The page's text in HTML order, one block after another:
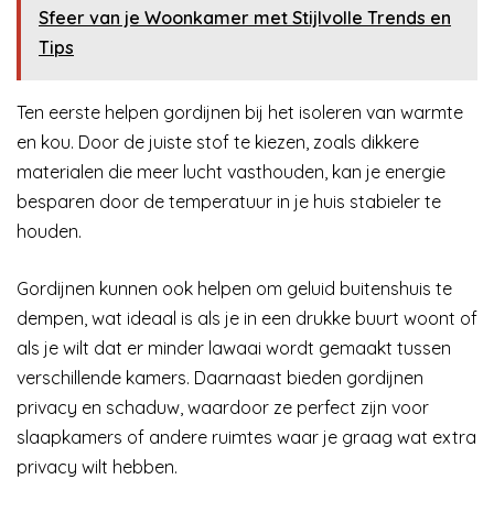
Sfeer van je Woonkamer met Stijlvolle Trends en
Tips
Ten eerste helpen gordijnen bij het isoleren van warmte
en kou. Door de juiste stof te kiezen, zoals dikkere
materialen die meer lucht vasthouden, kan je energie
besparen door de temperatuur in je huis stabieler te
houden.
Gordijnen kunnen ook helpen om geluid buitenshuis te
dempen, wat ideaal is als je in een drukke buurt woont of
als je wilt dat er minder lawaai wordt gemaakt tussen
verschillende kamers. Daarnaast bieden gordijnen
privacy en schaduw, waardoor ze perfect zijn voor
slaapkamers of andere ruimtes waar je graag wat extra
privacy wilt hebben.